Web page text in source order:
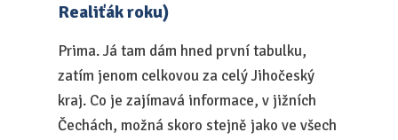
Realiťák roku)
Prima. Já tam dám hned první tabulku,
zatím jenom celkovou za celý Jihočeský
kraj. Co je zajímavá informace, v jižních
Čechách, možná skoro stejně jako ve všech